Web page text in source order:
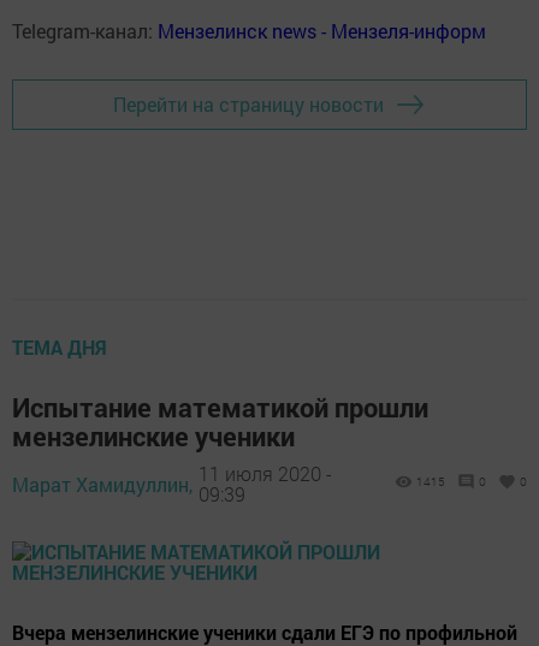
Telegram-канал: Мензелинск news - Мензеля-информ
Перейти на страницу новости
ТЕМА ДНЯ
Испытание математикой прошли
мензелинские ученики
Марат Хамидуллин, 11 июля 2020 -
09:39
1415 0 0
Вчера мензелинские ученики сдали ЕГЭ по профильной